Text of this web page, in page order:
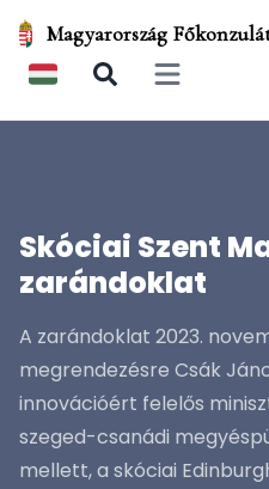
Magyarország
Open main
Skóciai Szent
zarándoklat
A zarándoklat 2023.
megrendezésre Csák
innovációért felelős
szeged-csanádi
mellett, a skóciai